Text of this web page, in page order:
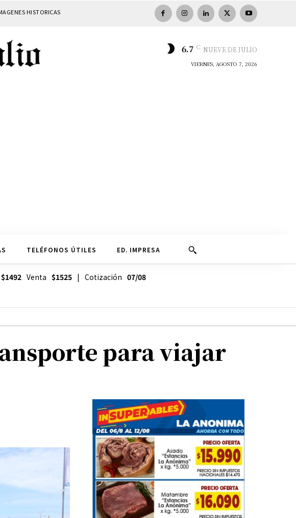
HISTORICAS
6.7 C NUEVE DE JULIO
VIERNES, AGOSTO 7, 2026
TELÉFONOS ÚTILES ED. IMPRESA
$1492Venta $1525| Cotización 07/08
para viajar